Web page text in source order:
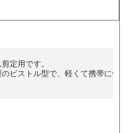
定用です。
ピストル型で、軽くて携帯に便